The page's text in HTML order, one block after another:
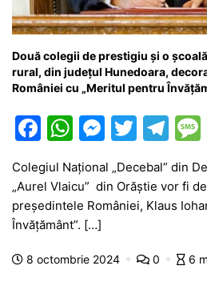
Două colegii de prestigiu și o
rural, din județul Hunedoara,
României cu „Meritul pentru
F
c
e
b
o
W
at
s
A
p
M
s
s
n
T
itt
er
T
e
gr
m
Colegiul Național „Decebal” din
„Aurel Vlaicu” din Orăștie vor fi
președintele României, Klaus
Învățământ”. […]
8 octombrie 2024 0 6